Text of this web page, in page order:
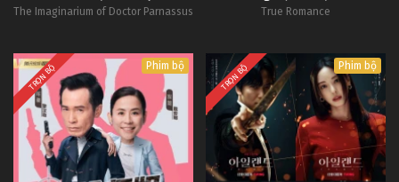
The Imaginarium of Doctor Parnassus True Romance
TRỌN BỘ Phim bộ TRỌN BỘ Phim bộ